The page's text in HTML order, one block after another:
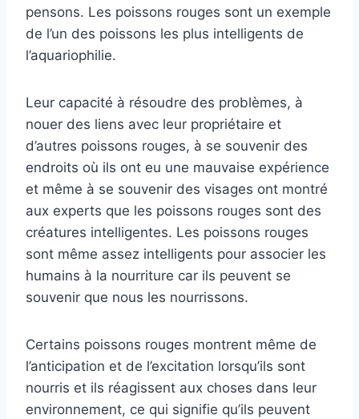
pensons. Les poissons rouges sont un exemple
de l’un des poissons les plus intelligents de
l’aquariophilie.
Leur capacité à résoudre des problèmes, à
nouer des liens avec leur propriétaire et
d’autres poissons rouges, à se souvenir des
endroits où ils ont eu une mauvaise expérience
et même à se souvenir des visages ont montré
aux experts que les poissons rouges sont des
créatures intelligentes. Les poissons rouges
sont même assez intelligents pour associer les
humains à la nourriture car ils peuvent se
souvenir que nous les nourrissons.
Certains poissons rouges montrent même de
l’anticipation et de l’excitation lorsqu’ils sont
nourris et ils réagissent aux choses dans leur
environnement, ce qui signifie qu’ils peuvent